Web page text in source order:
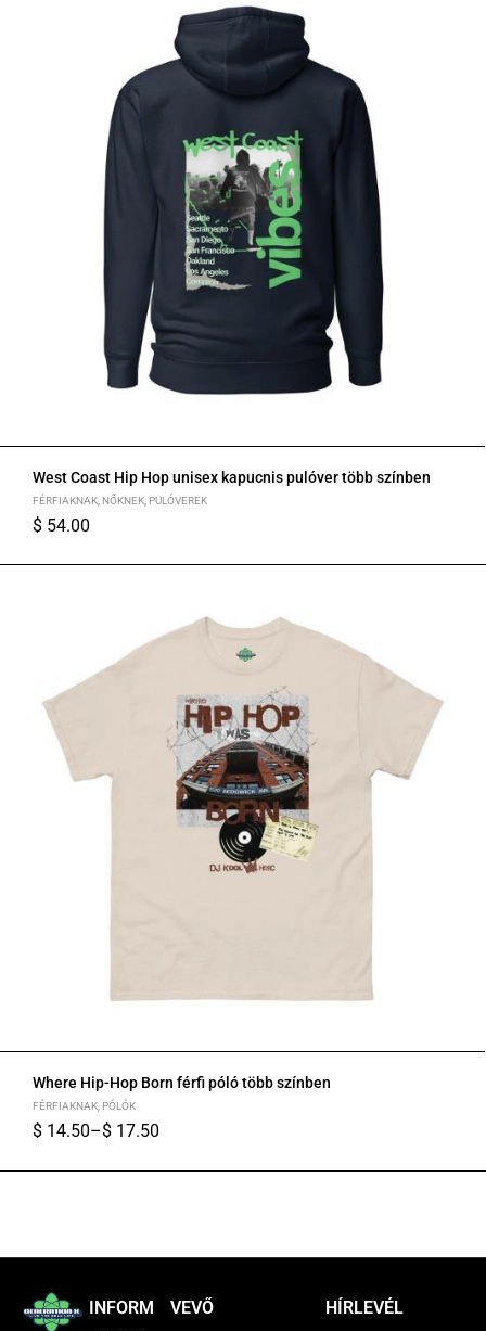
West Coast Hip Hop unisex kapucnis pulóver több színben
FÉRFIAKNAK NŐKNEK PULÓVEREK
$ 54.00
Where Hip-Hop Born férfi póló több színben
FÉRFIAKNAK PÓLÓK
$ 14.50–$ 17.50
INFORM
VEVŐ HÍRLEVÉL